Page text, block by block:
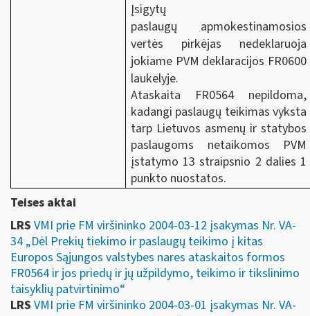
Įsigytų
paslaugų apmokestinamosios
vertės pirkėjas nedeklaruoja
jokiame PVM deklaracijos FR0600
laukelyje.
Ataskaita FR0564 nepildoma,
kadangi paslaugų teikimas vyksta
tarp Lietuvos asmenų ir statybos
paslaugoms netaikomos PVM
įstatymo 13 straipsnio 2 dalies 1
punkto nuostatos.
Teises aktai
LRS VMI prie FM viršininko 2004-03-12 įsakymas Nr. VA-
34 „Dėl Prekių tiekimo ir paslaugų teikimo į kitas
Europos Sąjungos valstybes nares ataskaitos formos
FR0564 ir jos priedų ir jų užpildymo, teikimo ir tikslinimo
taisyklių patvirtinimo“
LRS VMI prie FM viršininko 2004-03-01 įsakymas Nr. VA-